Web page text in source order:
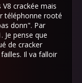
crackée mais
téléphonne rooté
donn". Par
Je pense que
de cracker
Il va falloir